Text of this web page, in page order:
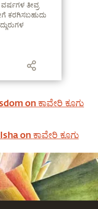
ವರ್ಷಗಳ ತೀವ್ರ
ಕರಗಿಸಬಹುದು
on ಕಾವೇರಿ ಕೂಗು
on ಕಾವೇರಿ ಕೂಗು